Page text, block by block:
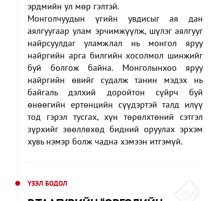
эрдмийн ул мөр гэлтэй.
Монголчуудын үгийн увдисыг ая дан
аялгуугаар улам эрчимжүүлж, шүлэг аялгууг
найрсуулдаг уламжлал нь монгол яруу
найргийн арга билгийн хосолмол шинжийг
буй болгож байна. Монголынхоо яруу
найргийн өвийг судалж танин мэдэх нь
байгаль дэлхий доройтон сүйрч буй
өнөөгийн ертөнцийн сүүдэртэй талд илүү
тод гэрэл тусгах, хүн төрөлхтөний сэтгэл
зүрхийг зөөллөхөд бидний оруулах эрхэм
хувь нэмэр болж чадна хэмээн итгэмүй.
ҮЗЭЛ БОДОЛ